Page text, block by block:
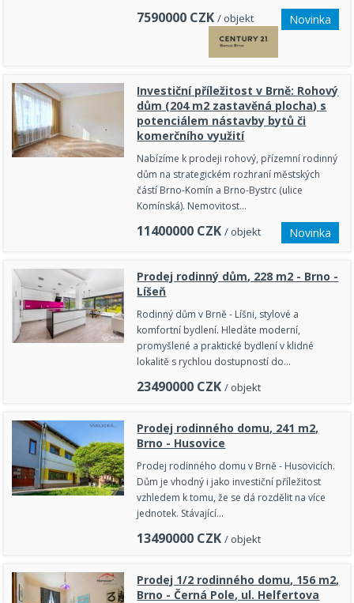
7590000 CZK / objekt Novinka
Investiční příležitost v Brně: Rohový
dům (204 m2 zastavěná plocha) s
potenciálem nástavby bytů či
komerčního využití
Nabízíme k prodeji rohový, přízemní rodinný
dům na strategickém rozhraní městských
částí Brno-Komín a Brno-Bystrc (ulice
Komínská). Nemovitost…
11400000 CZK / objekt Novinka
Prodej rodinný dům, 228 m2 - Brno -
Líšeň
Rodinný dům v Brně - Líšni, stylové a
komfortní bydlení. Hledáte moderní,
promyšlené a praktické bydlení v klidné
lokalitě s rychlou dostupností do…
23490000 CZK / objekt
Prodej rodinného domu, 241 m2,
Brno - Husovice
Prodej rodinného domu v Brně - Husovicích.
Dům je vhodný i jako investiční příležitost
vzhledem k tomu, že se dá rozdělit na více
jednotek. Stávající…
13490000 CZK / objekt
Prodej 1/2 rodinného domu, 156 m2,
Brno - Černá Pole, ul. Helfertova